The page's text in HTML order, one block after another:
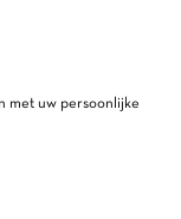
met uw persoonlijke